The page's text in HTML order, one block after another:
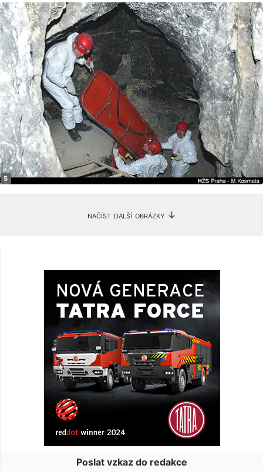
načíst další obrázky ↓
Poslat vzkaz do redakce